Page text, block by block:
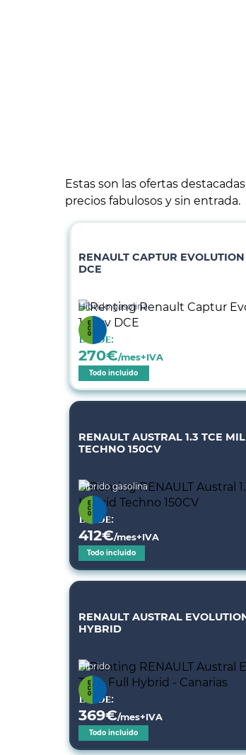
Estas son las ofertas
precios fabulosos y sin entrada.
RENAULT CAPTUR
DCE
Híbrido gasolina
Desde:
270€/mes+IVA
Todo incluido
RENAULT AUSTRAL 1.3 TCE
TECHNO 150CV
Híbrido gasolina
Desde:
412€/mes+IVA
Todo incluido
RENAULT AUSTRAL
HYBRID
Híbrido
Desde:
369€/mes+IVA
Todo incluido